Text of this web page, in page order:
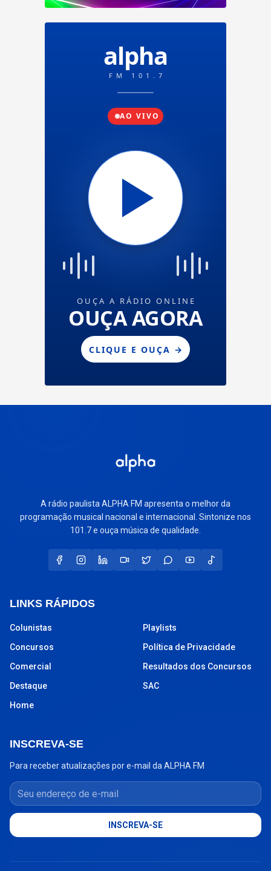
A rádio paulista ALPHA FM apresenta o melhor da
programação musical nacional e internacional. Sintonize nos
101.7 e ouça música de qualidade.
LINKS RÁPIDOS
Colunistas
Concursos
Comercial
Destaque
Home
Playlists
Política de Privacidade
Resultados dos Concursos
SAC
INSCREVA-SE
Para receber atualizações por e-mail da ALPHA FM
Seu endereço de e-mail
INSCREVA-SE